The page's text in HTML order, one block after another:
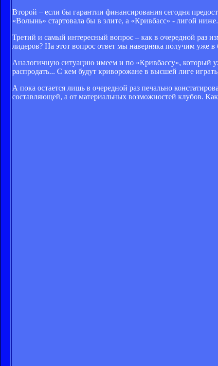
Второй – если бы гарантии финансирования сегодня
«Волынь» стартовала бы в элите, а «Кривбасс» - лигой ниже.
Третий и самый интересный вопрос – как в очередной раз
лидеров? На этот вопрос ответ мы наверняка получим уже
Аналогичную ситуацию имеем и по «Кривбассу», который
распродать... С кем будут криворожане в высшей лиге
А пока остается лишь в очередной раз печально
составляющей, а от материальных возможностей клубов.